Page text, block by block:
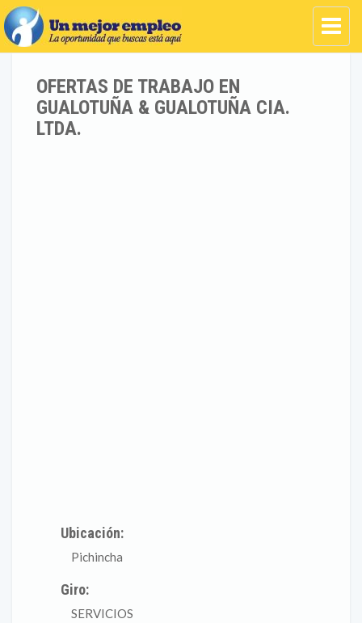
OFERTAS DE TRABAJO EN
GUALOTUÑA & GUALOTUÑA CIA.
LTDA.
Ubicación:
Pichincha
Giro:
SERVICIOS